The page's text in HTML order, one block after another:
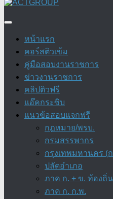
Skip
content
หน้าแรก
คอร์สติวเข้ม
คู่มือสอบงานราชการ
ข่าวงานราชการ
คลิปติวฟรี
แอ๊คกระซิบ
แนวข้อสอบแจกฟรี
กฎหมาย/พรบ.
กรมสรรพากร
กรุงเทพมหานคร (
ปลัดอำเภอ
ภาค ก. + ข. ท้องถิ่
ภาค ก. ก.พ.